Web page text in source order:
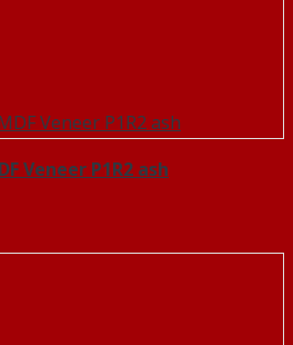
Veneer P1R2 ash